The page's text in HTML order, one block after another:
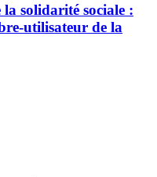
solidarité sociale :
utilisateur de la